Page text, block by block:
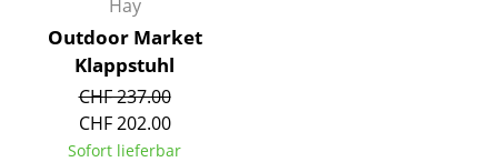
Einzelteile
... alle Tische
Aufbewahren
Regale & Schränke
Hay
Outdoor Market
Klappstuhl
CHF 237.00
CHF 202.00
Sofort lieferbar